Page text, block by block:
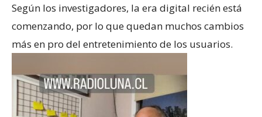
Según los investigadores, la era digital recién está
comenzando, por lo que quedan muchos cambios
más en pro del entretenimiento de los usuarios.